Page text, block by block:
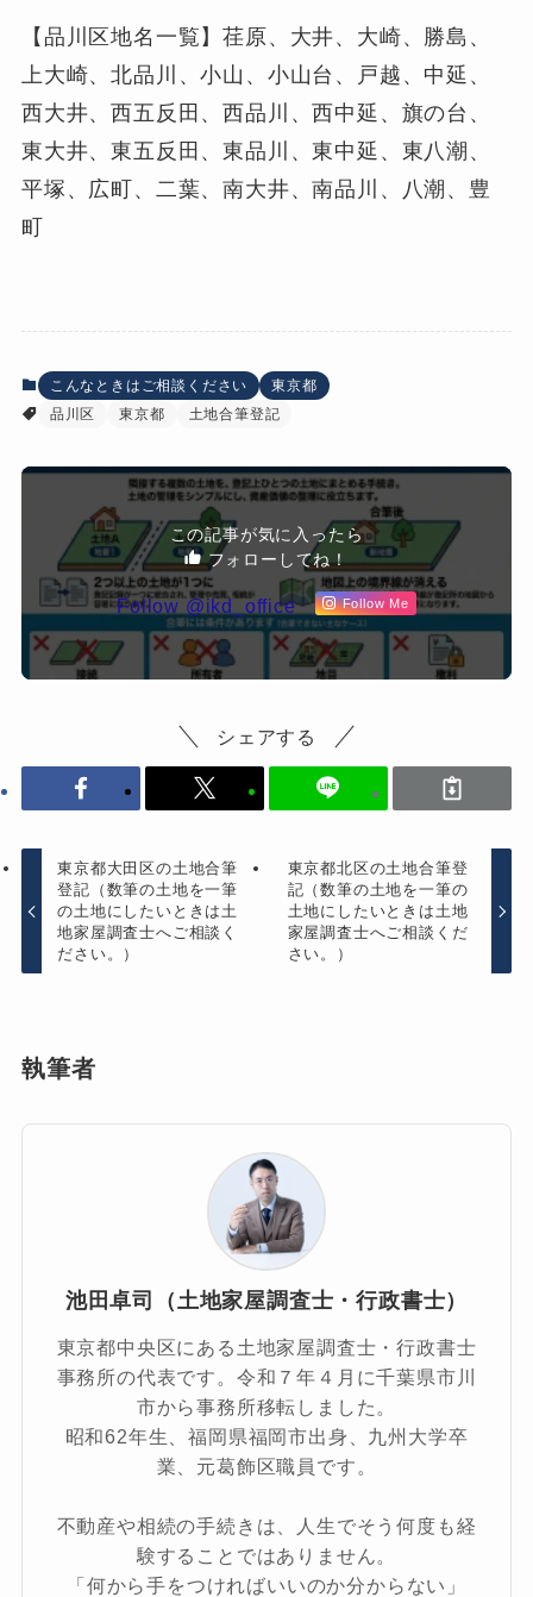
【品川区地名一覧】荏原、大井、大崎、勝島、
上大崎、北品川、小山、小山台、戸越、中延、
西大井、西五反田、西品川、西中延、旗の台、
東大井、東五反田、東品川、東中延、東八潮、
平塚、広町、二葉、南大井、南品川、八潮、豊
町
こんなときはご相談ください
東京都
品川区
東京都 土地合筆登記
この記事が気に入ったら
フォローしてね！
Follow @ikd_office Follow Me
シェアする
東京都大田区の土地合筆
登記（数筆の土地を一筆
の土地にしたいときは土
地家屋調査士へご相談く
ださい。）
東京都北区の土地合筆登
記（数筆の土地を一筆の
土地にしたいときは土地
家屋調査士へご相談くだ
さい。）
執筆者
池田卓司（土地家屋調査士・行政書士）
東京都中央区にある土地家屋調査士・行政書士
事務所の代表です。令和７年４月に千葉県市川
市から事務所移転しました。
昭和62年生、福岡県福岡市出身、九州大学卒
業、元葛飾区職員です。
不動産や相続の手続きは、人生でそう何度も経
験することではありません。
「何から手をつければいいのか分からない」